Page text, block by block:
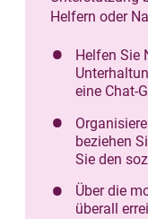
Helfern oder
Helfen Sie
eine Chat-
beziehen
Sie den
Über die
überall